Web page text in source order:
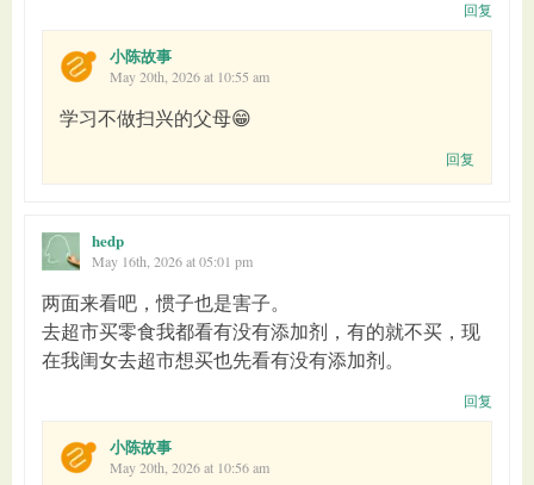
回复
小陈故事
May 20th, 2026 at 10:55 am
学习不做扫兴的父母😁
回复
hedp
May 16th, 2026 at 05:01 pm
两面来看吧，惯子也是害子。
去超市买零食我都看有没有添加剂，有的就不买，现
在我闺女去超市想买也先看有没有添加剂。
回复
小陈故事
May 20th, 2026 at 10:56 am